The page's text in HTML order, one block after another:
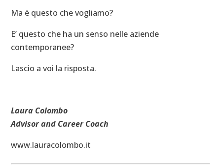
Ma è questo che vogliamo?
E’ questo che ha un senso nelle aziende
contemporanee?
Lascio a voi la risposta.
Laura Colombo
Advisor and Career Coach
www.lauracolombo.it